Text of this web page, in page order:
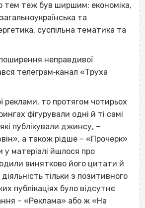
тем теж був ширшим: економіка,
та
суспільна тематика та
неправдивої
телеграм‐канал «Труха
реклами, то протягом чотирьох
фігурували одні й ті самі
публікували джинсу, –
а також рідше – «Прочерк»
у матеріалі йшлося про
винятково його цитати й
тільки з позитивного
публікаціях було відсутнє
– «Реклама» або ж «На